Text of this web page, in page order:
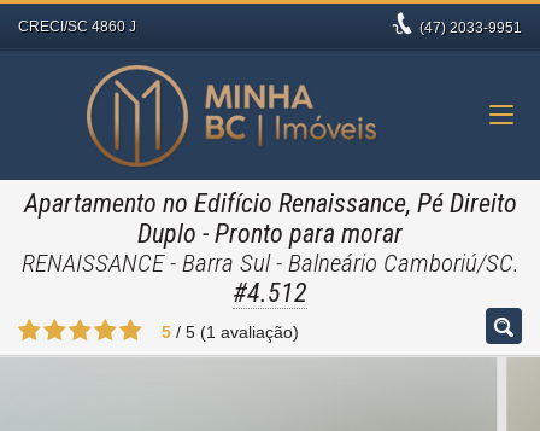
CRECI/SC 4860 J (47) 2033-9951
Apartamento no Edifício Renaissance, Pé Direito
Duplo - Pronto para morar
RENAISSANCE - Barra Sul - Balneário Camboriú/SC.
#4.512
5 / 5 (1 avaliação)